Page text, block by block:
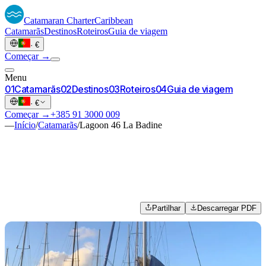
Catamaran CharterCaribbean
CatamarãsDestinosRoteirosGuia de viagem
· €
Começar →
Menu
01Catamarãs02Destinos03Roteiros04Guia de viagem
· €
Começar →+385 91 3000 009
—Início/Catamarãs/Lagoon 46 La Badine
Partilhar Descarregar PDF